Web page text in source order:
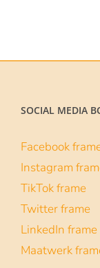
SOCIAL MEDIA
Facebook
Instagram
TikTok frame
Twitter frame
LinkedIn frame
Maatwerk